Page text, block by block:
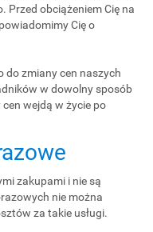
Przed obciążeniem Cię na
Cię o
do zmiany cen naszych
w dowolny sposób
wejdą w życie po
zakupami i nie są
nie można
za takie usługi.